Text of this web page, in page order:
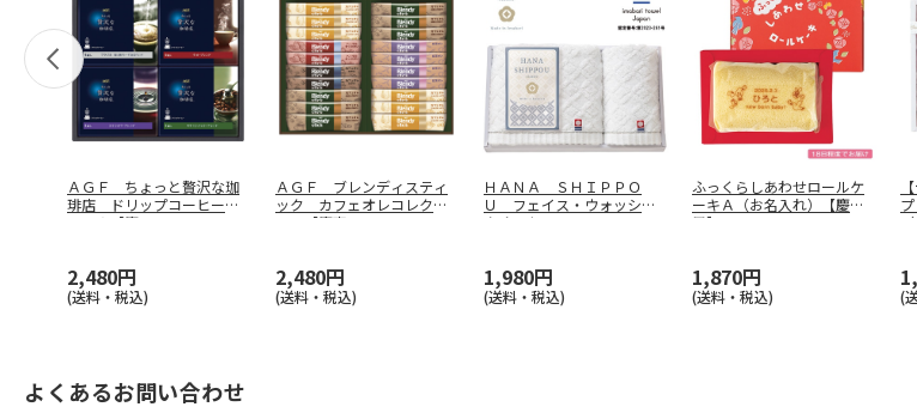
ＡＧＦ ちょっと贅沢な珈
琲店 ドリップコーヒーギ
フトＡ【慶
2,480円
(送料・税込)
ＡＧＦ ブレンディスティ
ック カフェオレコレクシ
ョン【慶事
2,480円
(送料・税込)
ＨＡＮＡ ＳＨＩＰＰＯ
Ｕ フェイス・ウォッシュ
タオルセット
1,980円
(送料・税込)
ふっくらしあわせロールケ
ーキＡ（お名入れ）【慶事
用】
1,870円
(送料・税込) (
よくあるお問い合わせ